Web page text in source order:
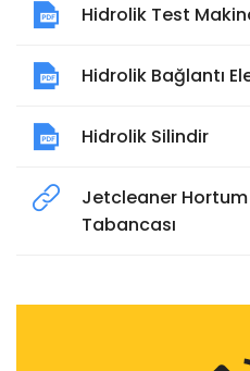
Hidrolik Test
Hidrolik Bağlantı
Hidrolik Silindir
Jetcleaner
Tabancası